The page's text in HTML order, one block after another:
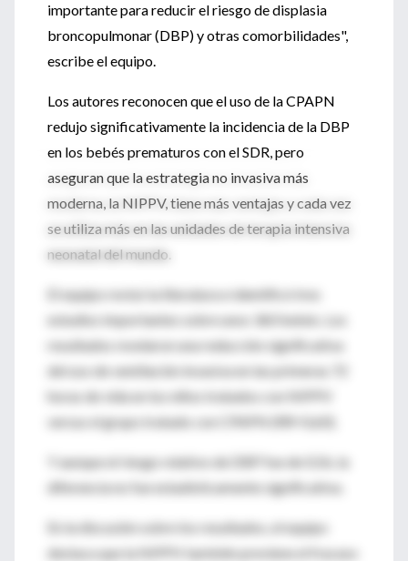
importante para reducir el riesgo de displasia
broncopulmonar (DBP) y otras comorbilidades",
escribe el equipo.
Los autores reconocen que el uso de la CPAPN
redujo significativamente la incidencia de la DBP
en los bebés prematuros con el SDR, pero
aseguran que la estrategia no invasiva más
moderna, la NIPPV, tiene más ventajas y cada vez
se utiliza más en las unidades de terapia intensiva
neonatal del mundo.
El equipo revisó la literatura e identificó tres
estudios importantes sobre unos 360 bebés. Los
resultados revelaron una reducción significativa
del uso de ventilación invasiva en las primeras 72
horas de vida en los niños tratados con NIPPV
versus el grupo tratado con CPAPN (RR=0,60).
Y aunque el riesgo relativo de DBP fue de 0,56, la
diferencia no fue estadísticamente significativa.
En la discusión sobre los resultados, el equipo
destaca que la NIPPV también previene el fracaso